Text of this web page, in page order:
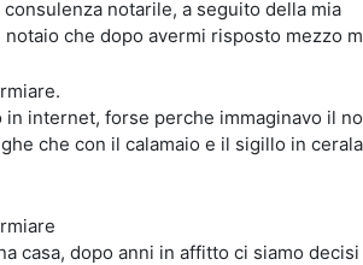
notarile, a seguito della mia
che dopo avermi risposto mezzo
internet, forse perche immaginavo il
che con il calamaio e il sigillo in
casa, dopo anni in affitto ci siamo decisi